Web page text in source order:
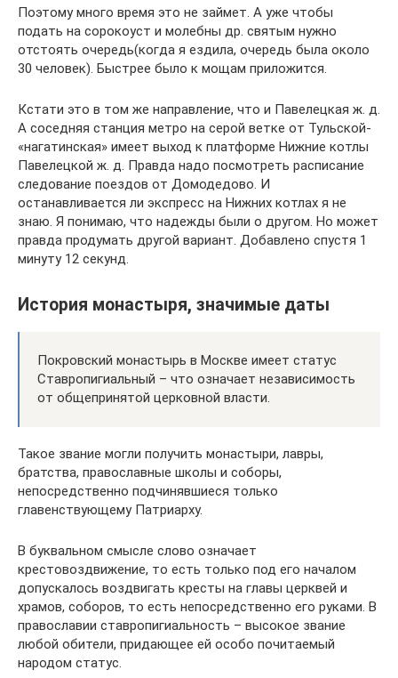
Поэтому много время это не займет. А уже чтобы
подать на сорокоуст и молебны др. святым нужно
отстоять очередь(когда я ездила, очередь была около
30 человек). Быстрее было к мощам приложится.
Кстати это в том же направление, что и Павелецкая ж. д.
А соседняя станция метро на серой ветке от Тульской-
«нагатинская» имеет выход к платформе Нижние котлы
Павелецкой ж. д. Правда надо посмотреть расписание
следование поездов от Домодедово. И
останавливается ли экспресс на Нижних котлах я не
знаю. Я понимаю, что надежды были о другом. Но может
правда продумать другой вариант. Добавлено спустя 1
минуту 12 секунд.
История монастыря, значимые даты
Покровский монастырь в Москве имеет статус
Ставропигиальный – что означает независимость
от общепринятой церковной власти.
Такое звание могли получить монастыри, лавры,
братства, православные школы и соборы,
непосредственно подчинявшиеся только
главенствующему Патриарху.
В буквальном смысле слово означает
крестовоздвижение, то есть только под его началом
допускалось воздвигать кресты на главы церквей и
храмов, соборов, то есть непосредственно его руками. В
православии ставропигиальность – высокое звание
любой обители, придающее ей особо почитаемый
народом статус.